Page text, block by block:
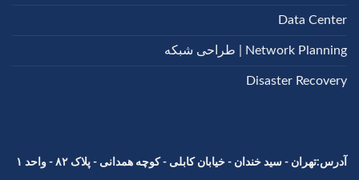
Data Center
Network Planning | طراحی شبکه
Disaster Recovery
آدرس:تهران - سید خندان - خیابان کابلی - کوچه همدانی - پلاک ۸۲ - واحد ۱